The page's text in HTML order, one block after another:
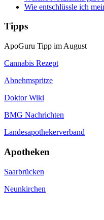
Wie entschlüssle ich
Tipps
ApoGuru Tipp im August
Cannabis Rezept
Abnehmspritze
Doktor Wiki
BMG Nachrichten
Landesapothekerverband
Apotheken
Saarbrücken
Neunkirchen